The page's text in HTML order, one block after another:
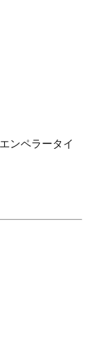
ンペラータイ